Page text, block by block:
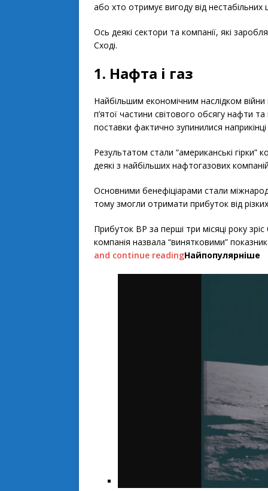
або хто отримує вигоду від нестабільних
Ось деякі сектори та компанії, які
Сході.
1. Нафта і газ
Найбільшим економічним наслідком війни
п’ятої частини світового обсягу нафти
поставки фактично зупинилися
Результатом стали “американські гірки”
деякі з найбільших нафтогазових
Основними бенефіціарами стали
тому змогли отримати прибуток від
Прибуток BP за перші три місяці року
компанія назвала “винятковими”
and continue readingНайпопулярніше